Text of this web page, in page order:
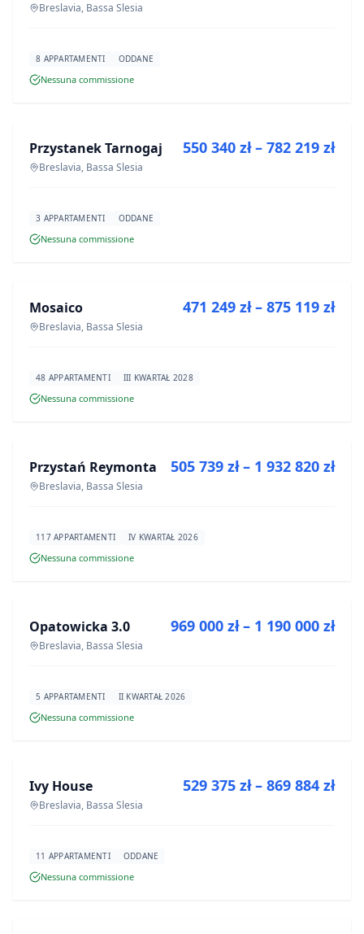
Breslavia, Bassa Slesia
8 APPARTAMENTI ODDANE
Nessuna commissione
PROGETTO
Przystanek Tarnogaj
Breslavia, Bassa Slesia
550 340 zł – 782 219 zł
3 APPARTAMENTI ODDANE
Nessuna commissione
PROGETTO
Mosaico
Breslavia, Bassa Slesia
471 249 zł – 875 119 zł
48 APPARTAMENTI III KWARTAŁ 2028
Nessuna commissione
PROGETTO
Przystań Reymonta
Breslavia, Bassa Slesia
505 739 zł – 1 932 820 zł
117 APPARTAMENTI IV KWARTAŁ 2026
Nessuna commissione
PROGETTO
Opatowicka 3.0
Breslavia, Bassa Slesia
969 000 zł – 1 190 000 zł
5 APPARTAMENTI II KWARTAŁ 2026
Nessuna commissione
PROGETTO
Ivy House
Breslavia, Bassa Slesia
529 375 zł – 869 884 zł
11 APPARTAMENTI ODDANE
Nessuna commissione